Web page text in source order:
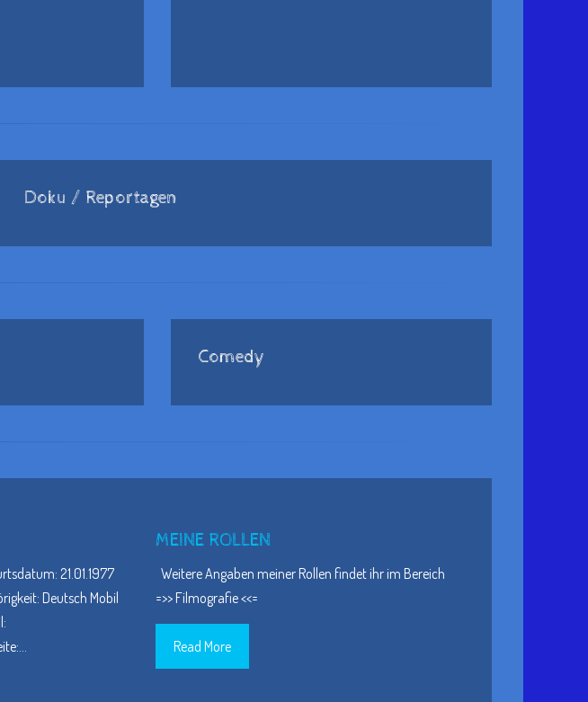
Doku / Reportagen
Comedy
21.01.1977
Deutsch Mobil
…
MEINE ROLLEN
Weitere Angaben meiner Rollen findet ihr im Bereich
=>> Filmografie <<=
Read More